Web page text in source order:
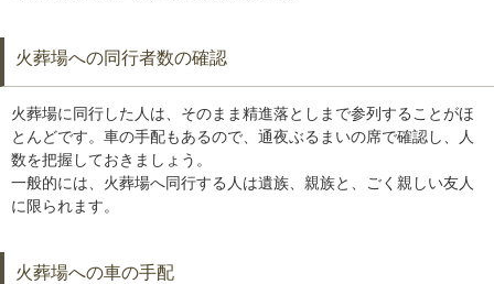
火葬場への同行者数の確認
火葬場に同行した人は、そのまま精進落としまで参列することがほ
とんどです。車の手配もあるので、通夜ぶるまいの席で確認し、人
数を把握しておきましょう。
一般的には、火葬場へ同行する人は遺族、親族と、ごく親しい友人
に限られます。
火葬場への車の手配